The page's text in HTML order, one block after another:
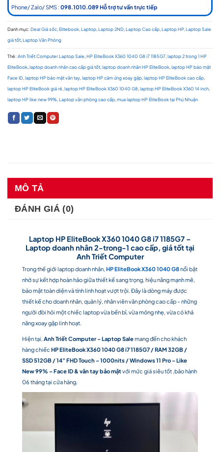
Phone/ Zalo/ SMS : 098.1010.089 Hỗ trợ tư vấn trực tiếp
Danh mục: Deal Giá sốc Elitebook Laptop Laptop 2ND Laptop Cao cấp Laptop HP, Laptop Sale
giá tốt Laptop Văn Phòng
Thẻ: Anh Triết Computer Laptop Sale HP EliteBook X360 1040 G8 i7 1185G7 laptop 2 trong 1 HP
EliteBook laptop doanh nhân cao cấp giá tốt laptop doanh nhân HP EliteBook laptop HP bảo mật
Face ID laptop HP bảo mật vân tay laptop HP cảm ứng xoay gập laptop HP EliteBook cao cấp
laptop HP EliteBook giá rẻ laptop HP EliteBook X360 1040 G8 laptop HP EliteBook X360 14 inch
laptop HP like new 99% Laptop văn phòng cao cấp mua laptop HP EliteBook tại Phú Nhuận
MÔ TẢ
ĐÁNH GIÁ (0)
Laptop HP EliteBook X360 1040 G8 i7 1185G7 –
Laptop doanh nhân 2-trong-1 cao cấp, giá tốt tại
Anh Triết Computer
Trong thế giới laptop doanh nhân, HP EliteBook X360 1040 G8nổi bật
nhờ sự kết hợp hoàn hảo giữa thiết kế sang trọng, hiệu năng mạnh mẽ,
bảo mật toàn diện và tính linh hoạt vượt trội. Đây là dòng máy được
thiết kế cho doanh nhân, quản lý, nhân viên văn phòng cao cấp – những
người đòi hỏi một chiếc laptop vừa bền bỉ, vừa mỏng nhẹ, vừa có khả
năng xoay gập linh hoạt.
Hiện tại, Anh Triết Computer – Laptop Salemang đến cho khách
hàng chiếc HP EliteBook X360 1040 G8 i7 1185G7 / RAM 32GB /
SSD 512GB / 14” FHD Touch – 1000nits / Windows 11 Pro – Like
New 99% – Face ID & vân tay bảo mậtvới mức giá siêu tốt ,bảo hành
06 tháng tại cửa hàng.